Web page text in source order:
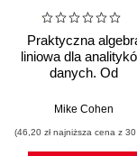
Praktyczna
liniowa dla
danych. Od
koncepcji do
w Pythonie
Mike Cohen
(46,20 zł najniższa cena z